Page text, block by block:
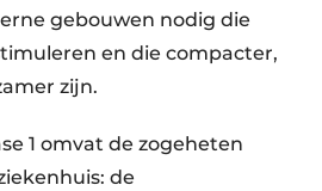
gebouwen nodig die
en die compacter,
zijn.
1 omvat de zogeheten
de